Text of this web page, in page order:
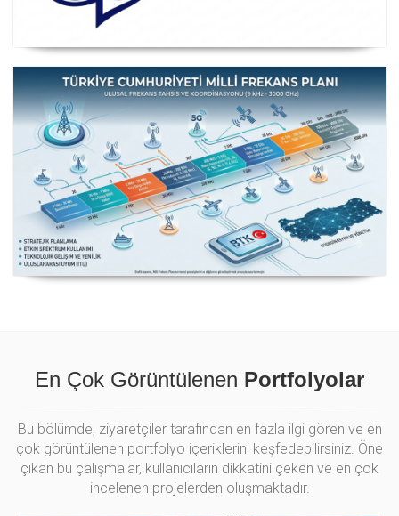
Posta ve Telekomünikasyon İdareleri Avrupa Konferansı
Milli Frekans Planı
En Çok Görüntülenen Portfolyolar
Bu bölümde, ziyaretçiler tarafından en fazla ilgi gören ve en
çok görüntülenen portfolyo içeriklerini keşfedebilirsiniz. Öne
çıkan bu çalışmalar, kullanıcıların dikkatini çeken ve en çok
incelenen projelerden oluşmaktadır.